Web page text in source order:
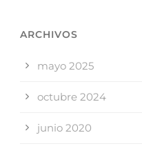
ARCHIVOS
mayo 2025
octubre 2024
junio 2020